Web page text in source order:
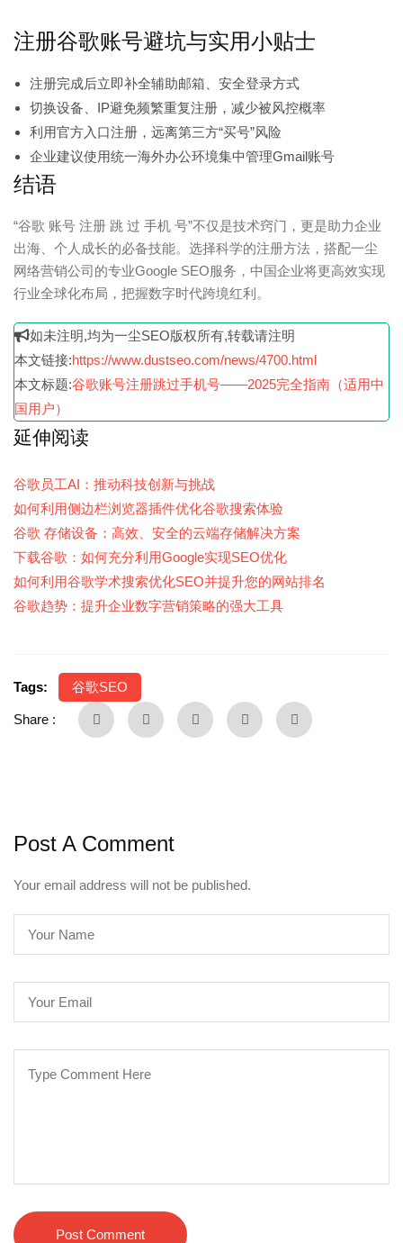
注册谷歌账号避坑与实用小贴士
注册完成后立即补全辅助邮箱、安全登录方式
切换设备、IP避免频繁重复注册，减少被风控概率
利用官方入口注册，远离第三方“买号”风险
企业建议使用统一海外办公环境集中管理Gmail账号
结语
“谷歌 账号 注册 跳 过 手机 号”不仅是技术窍门，更是助力企业
出海、个人成长的必备技能。选择科学的注册方法，搭配一尘
网络营销公司的专业Google SEO服务，中国企业将更高效实现
行业全球化布局，把握数字时代跨境红利。
如未注明,均为一尘SEO版权所有,转载请注明
本文链接:https://www.dustseo.com/news/4700.html
本文标题:谷歌账号注册跳过手机号——2025完全指南（适用中
国用户）
延伸阅读
谷歌员工AI：推动科技创新与挑战
如何利用侧边栏浏览器插件优化谷歌搜索体验
谷歌 存储设备：高效、安全的云端存储解决方案
下载谷歌：如何充分利用Google实现SEO优化
如何利用谷歌学术搜索优化SEO并提升您的网站排名
谷歌趋势：提升企业数字营销策略的强大工具
Tags: 谷歌SEO
Share :
Post A Comment
Your email address will not be published.
Post Comment